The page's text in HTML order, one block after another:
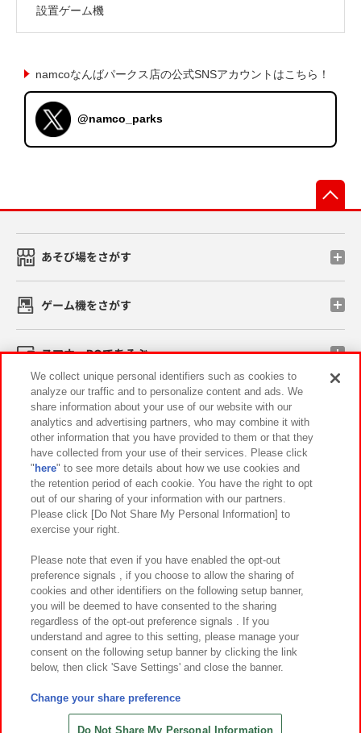
設置ゲーム機
namcoなんばパークス店の公式SNSアカウントはこちら！
@namco_parks
あそび場をさがす
ゲーム機をさがす
スマホ・PCであそぶ
イベント・キャンペーン
関連会社 サステナビリティ サイトポリシー
プライバシーポリシー ウェブアクセシビリティ方針と検証結果
お取引先さまとともに
カスタマーハラスメント対応方針 よくあるご質問・お問い合わせ
©Bandai Namco Amusement Inc.
©Bandai Namco Amusement Lab Inc.
©HANAYASHIKI Co., Ltd. All Rights Reserved.
We collect unique personal identifiers such as cookies to
analyze our traffic and to personalize content and ads. We
share information about your use of our website with our
analytics and advertising partners, who may combine it with
other information that you have provided to them or that they
have collected from your use of their services. Please click
" here" to see more details about how we use cookies and
the retention period of each cookie. You have the right to opt
out of our sharing of your information with our partners.
Please click [Do Not Share My Personal Information] to
exercise your right.
Please note that even if you have enabled the opt-out
preference signals , if you choose to allow the sharing of
cookies and other identifiers on the following setup banner,
you will be deemed to have consented to the sharing
regardless of the opt-out preference signals . If you
understand and agree to this setting, please manage your
consent on the following setup banner by clicking the link
below, then click 'Save Settings' and close the banner.
Change your share preference
Do Not Share My Personal Information